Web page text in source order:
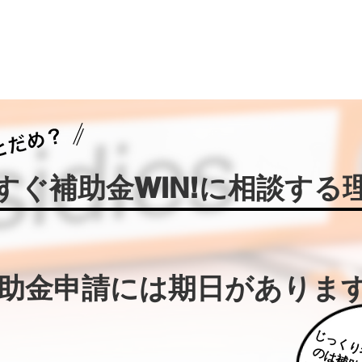
ぐ補助金WIN!に相談する
金申請には期日がありま